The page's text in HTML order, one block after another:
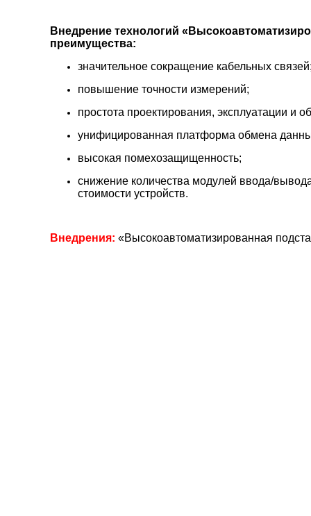
Внедрение технологий
преимущества:
значительное сокращение кабельных
повышение точности измерений;
простота проектирования, эксплуатации и
унифицированная платформа обмена
высокая помехозащищенность;
снижение количества модулей ввода/
стоимости устройств.
Внедрения: «Высокоавтоматизированная